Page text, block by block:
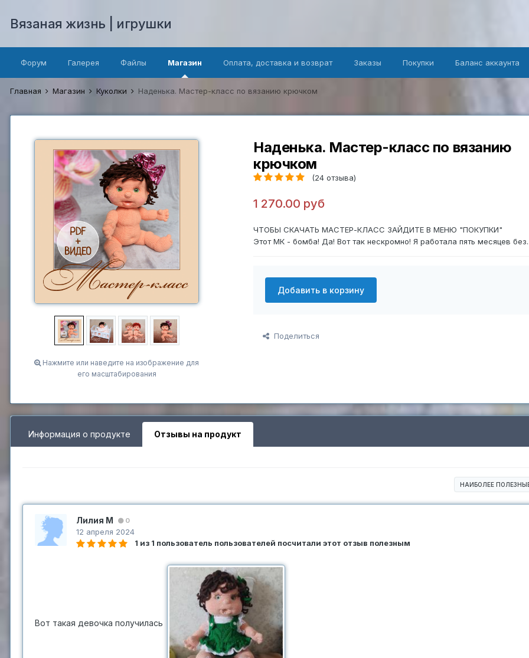
Вязаная жизнь | игрушки
Форум Галерея Файлы Магазин Оплата, доставка и возврат Заказы Покупки Баланс аккаунта
Главная Магазин Куколки Наденька. Мастер-класс по вязанию крючком
Нажмите или наведите на изображение для
его масштабирования
Наденька. Мастер-класс по вязанию
крючком
(24 отзыва)
1 270.00 руб
ЧТОБЫ СКАЧАТЬ МАСТЕР-КЛАСС ЗАЙДИТЕ В МЕНЮ "ПОКУПКИ"
Этот МК - бомба! Да! Вот так нескромно! Я работала пять месяцев
Добавить в корзину
Поделиться
Информация о продукте Отзывы на продукт
НАИБОЛЕЕ
Лилия М 0
12 апреля 2024
1 из 1 пользователь пользователей посчитали этот отзыв полезным
Вот такая девочка получилась